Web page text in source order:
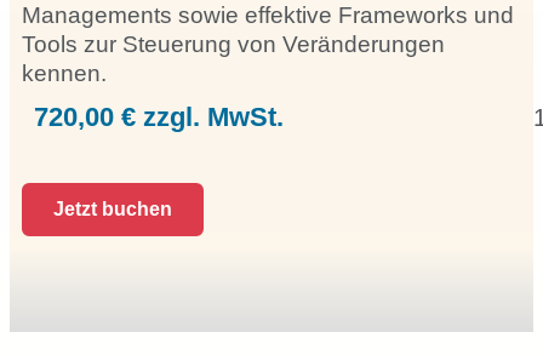
Managements sowie effektive Frameworks und
Tools zur Steuerung von Veränderungen
kennen.
720,00 € zzgl. MwSt.
Jetzt buchen